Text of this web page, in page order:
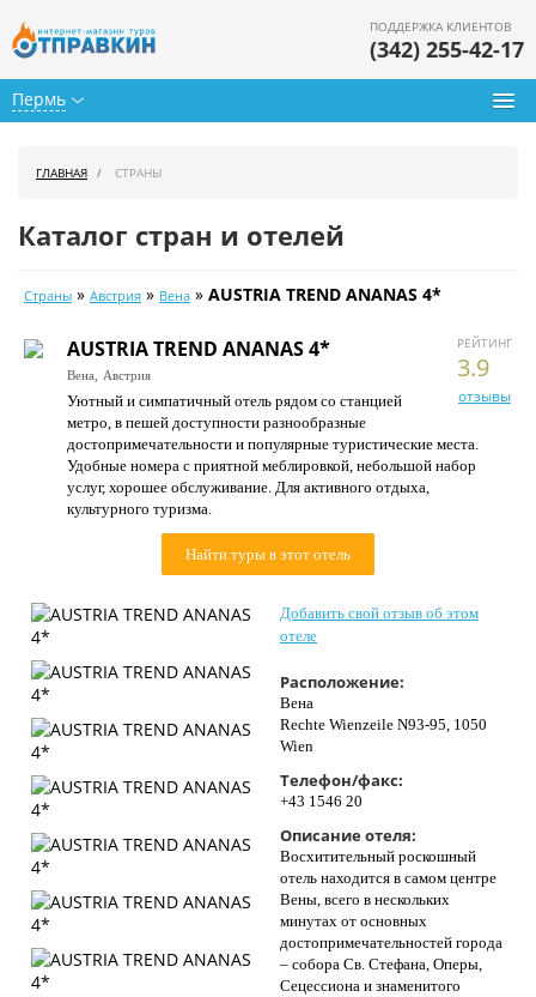
Пермь
ПОДДЕРЖКА КЛИЕНТОВ
(342) 255-42-17
Календарь туров
Цены дня
Страны
Как купить
О нас
ГЛАВНАЯ СТРАНЫ
Каталог стран и отелей
Страны » Австрия » Вена » AUSTRIA TREND ANANAS 4*
РЕЙТИНГ
3.9
отзывы
AUSTRIA TREND ANANAS 4*
Вена, Австрия
Уютный и симпатичный отель рядом со станцией
метро, в пешей доступности разнообразные
достопримечательности и популярные туристические места.
Удобные номера с приятной меблировкой, небольшой набор
услуг, хорошее обслуживание. Для активного отдыха,
культурного туризма.
Найти туры в этот отель
Добавить свой отзыв об этом
отеле
Расположение:
Вена
Rechte Wienzeile N93-95, 1050
Wien
Телефон/факс:
+43 1546 20
Описание отеля:
Восхитительный роскошный
отель находится в самом центре
Вены, всего в нескольких
минутах от основных
достопримечательностей города
– собора Св. Стефана, Оперы,
Сецессиона и знаменитого